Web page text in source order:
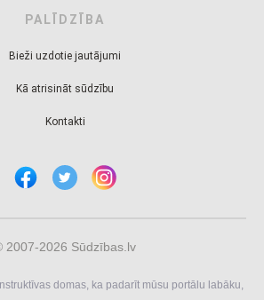
PALĪDZĪBA
Bieži uzdotie jautājumi
Kā atrisināt sūdzību
Kontakti
2007-2026 Sūdzības.lv
domas, ka padarīt mūsu portālu labāku,